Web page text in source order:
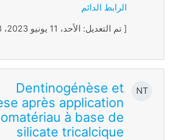
الرابط الدائم
[ تم التعديل: الأحد، 11 يونيو 2023، 9:43 PM ]
NT
Dentinogénèse et
après application
à base de
silicate tricalcique